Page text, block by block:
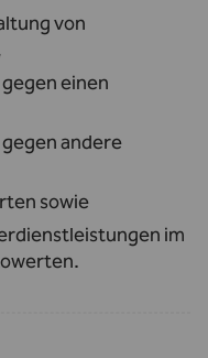
von
einen
andere
sowie
im